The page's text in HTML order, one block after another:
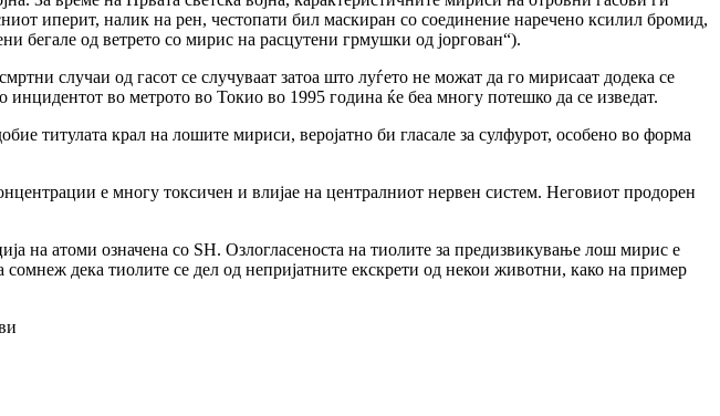
иперит, налик на рен, честопати бил маскиран со соединение наречено ксилил бромид,
бегале од ветрето со мирис на расцутени грмушки од јоргован“).
случаи од гасот се случуваат затоа што луѓето не можат да го мирисаат додека се
во метрото во Токио во 1995 година ќе беа многу потешко да се изведат.
титулата крал на лошите мириси, веројатно би гласале за сулфурот, особено во форма
е многу токсичен и влијае на централниот нервен систем. Неговиот продорен
на атоми означена со SH. Озлогласеноста на тиолите за предизвикување лош мирис е
дека тиолите се дел од непријатните екскрети од некои животни, како на пример